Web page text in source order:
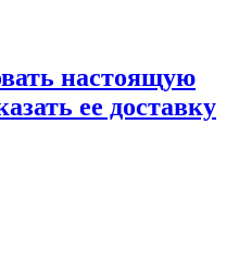
настоящую
ее доставку